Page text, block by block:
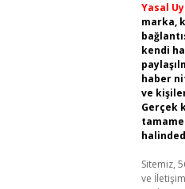
Yasal
marka,
kendi
haber
ve
Gerçek
Sitemiz,
ve